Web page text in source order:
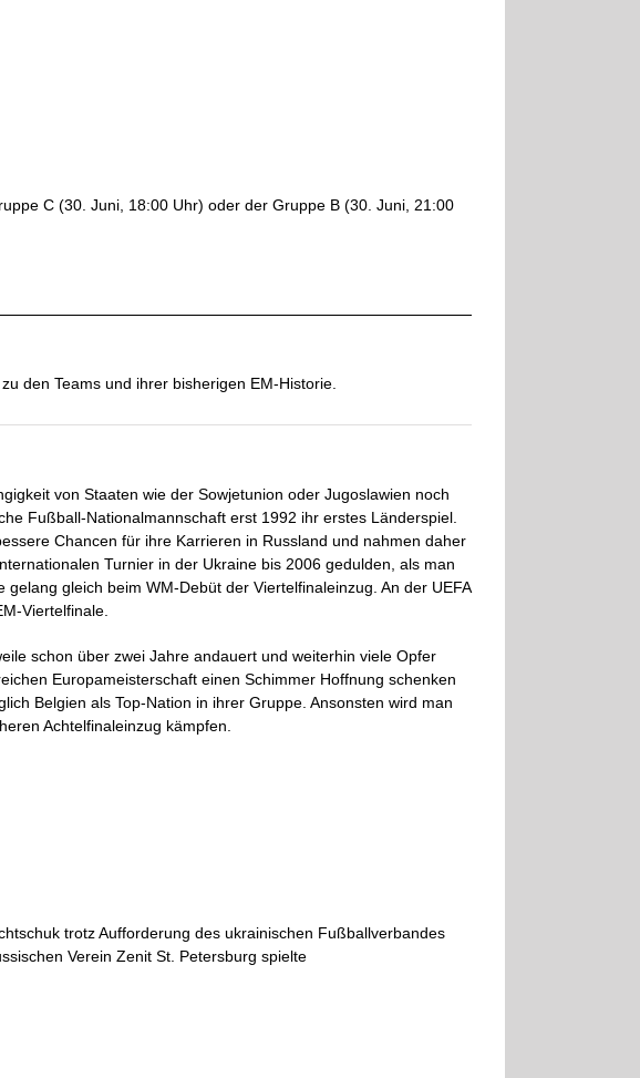
C (30. Juni, 18:00 Uhr) oder der Gruppe B (30. Juni, 21:00
den Teams und ihrer bisherigen EM-Historie.
von Staaten wie der Sowjetunion oder Jugoslawien noch
Fußball-Nationalmannschaft erst 1992 ihr erstes Länderspiel.
Chancen für ihre Karrieren in Russland und nahmen daher
Turnier in der Ukraine bis 2006 gedulden, als man
gleich beim WM-Debüt der Viertelfinaleinzug. An der UEFA
Viertelfinale.
schon über zwei Jahre andauert und weiterhin viele Opfer
Europameisterschaft einen Schimmer Hoffnung schenken
Belgien als Top-Nation in ihrer Gruppe. Ansonsten wird man
Achtelfinaleinzug kämpfen.
trotz Aufforderung des ukrainischen Fußballverbandes
Verein Zenit St. Petersburg spielte